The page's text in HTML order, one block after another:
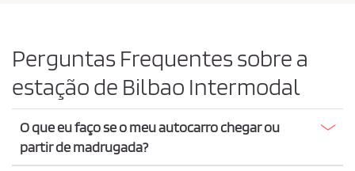
Perguntas Frequentes sobre a
estação de Bilbao Intermodal
O que eu faço se o meu autocarro chegar ou
partir de madrugada?